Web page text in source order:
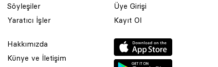
Söyleşiler
Yaratıcı İşler
Üye Girişi
Kayıt Ol
Hakkımızda
Künye ve İletişim